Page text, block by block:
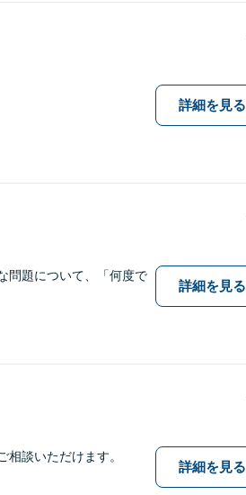
詳細を見る
問題について、「何度で
詳細を見る
談いただけます。
詳細を見る